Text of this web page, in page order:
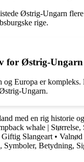
Østrig-Ungarn
rige.
for Østrig-
Europa er
Ungarn.
med en rig historie
whale |
Giftig Slangeart •
Symboler, Betydning,